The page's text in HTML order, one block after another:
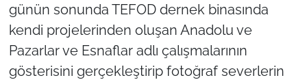
günün sonunda TEFOD dernek binasında
kendi projelerinden oluşan Anadolu ve
Pazarlar ve Esnaflar adlı çalışmalarının
gösterisini gerçekleştirip fotoğraf severlerin
İş Dünyası